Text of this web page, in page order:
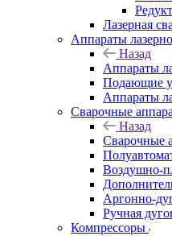
Лазерная
Аппараты
Назад
Аппараты
Подающие
Аппараты
Сварочные
Назад
Сварочные
Воздушно-
Аргонно-
Ручная
Компрессоры